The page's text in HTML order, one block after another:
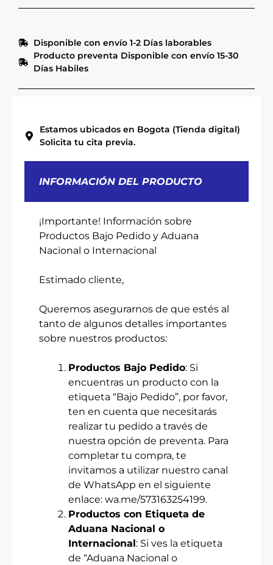
Disponible con envío 1-2 Días laborables
Producto preventa Disponible con envío 15-30
Días Habiles
Estamos ubicados en Bogota (Tienda digital)
Solicita tu cita previa.
INFORMACIÓN DEL PRODUCTO
¡Importante! Información sobre
Productos Bajo Pedido y Aduana
Nacional o Internacional
Estimado cliente,
Queremos asegurarnos de que estés al
tanto de algunos detalles importantes
sobre nuestros productos:
Productos Bajo Pedido: Si
encuentras un producto con la
etiqueta “Bajo Pedido”, por favor,
ten en cuenta que necesitarás
realizar tu pedido a través de
nuestra opción de preventa. Para
completar tu compra, te
invitamos a utilizar nuestro canal
de WhatsApp en el siguiente
enlace: wa.me/573163254199.
Productos con Etiqueta de
Aduana Nacional o
Internacional: Si ves la etiqueta
de “Aduana Nacional o